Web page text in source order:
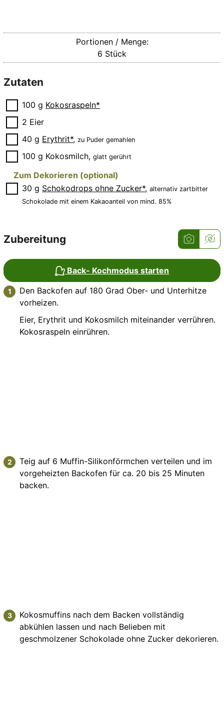
Portionen / Menge:
6 Stück
Zutaten
▢
100 g Kokosraspeln*
▢
2 Eier
▢
40 g Erythrit*, zu Puder gemahlen
▢
100 g Kokosmilch,glatt gerührt
Zum Dekorieren (optional)
▢
30 g Schokodrops ohne Zucker*,alternativ zartbitter
Schokolade mit einem Kakaoanteil von mind. 85%
Zubereitung
Back- Kochmodus starten
Den Backofen auf 180 Grad Ober- und Unterhitze
vorheizen.
Eier, Erythrit und Kokosmilch miteinander verrühren.
Kokosraspeln einrühren.
Teig auf 6 Muffin-Silikonförmchen verteilen und im
vorgeheizten Backofen für ca. 20 bis 25 Minuten
backen.
Kokosmuffins nach dem Backen vollständig
abkühlen lassen und nach Belieben mit
geschmolzener Schokolade ohne Zucker dekorieren.